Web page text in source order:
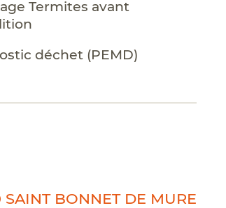
Termites avant
déchet (PEMD)
BONNET DE MURE